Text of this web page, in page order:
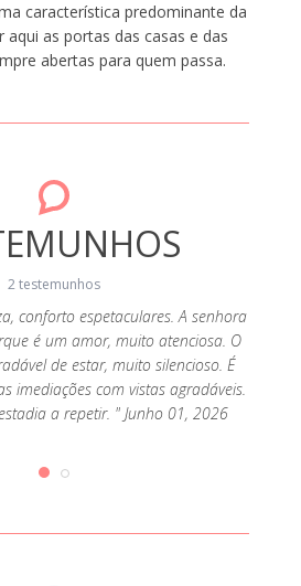
característica predominante da
aqui as portas das casas e das
abertas para quem passa.
2 testemunhos
conforto espetaculares. A senhora
é um amor, muito atenciosa. O
de estar, muito silencioso. É
imediações com vistas agradáveis.
a repetir. " Junho 01, 2026